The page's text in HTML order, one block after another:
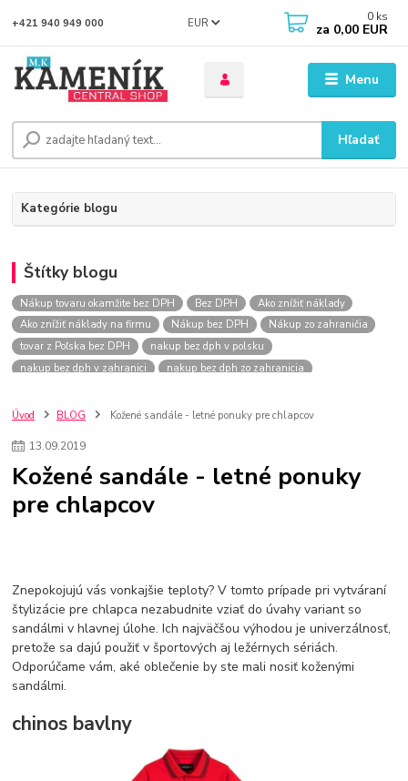
Menu
EUR
Hľadať
+421 940 949 000 0 ks
za 0,00 EUR
Kategórie blogu
Štítky blogu
Nákup tovaru okamžite bez DPH Bez DPH
Ako znížiť náklady
Ako znížiť náklady na firmu
Nákup bez DPH
Nákup zo zahraničia
tovar z Poľska bez DPH
nakup bez dph v polsku
nakup bez dph v zahranici
nakup bez dph zo zahranicia
szco nakup bez dph
Smart hodinky pre deti
Plyšový macovia
Lego Star Wars
Darčeky na Vianoce 2019
Vianočný darček pre dievča do 20€
Skladačky pre deti
L.O.L. Surprise zvieratká
L.O.L. Surprise hračky
L.O.L. Surprise domčeky
L.O.L. Surprise postavičky
L.O.L. Surprise zberateľské figúrky
L.O.L. OMG L.O.L. OMG Bábiky
Úvod BLOG Kožené sandále - letné ponuky pre chlapcov
13.09.2019
Kožené sandále - letné ponuky
pre chlapcov
Znepokojujú vás vonkajšie teploty? V tomto prípade pri vytváraní
štylizácie pre chlapca nezabudnite vziať do úvahy variant so
sandálmi v hlavnej úlohe. Ich najväčšou výhodou je univerzálnosť,
pretože sa dajú použiť v športových aj ležérnych sériách.
Odporúčame vám, aké oblečenie by ste mali nosiť koženými
sandálmi.
chinos bavlny